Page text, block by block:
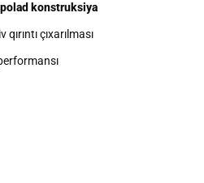
konstruksiya
çıxarılması